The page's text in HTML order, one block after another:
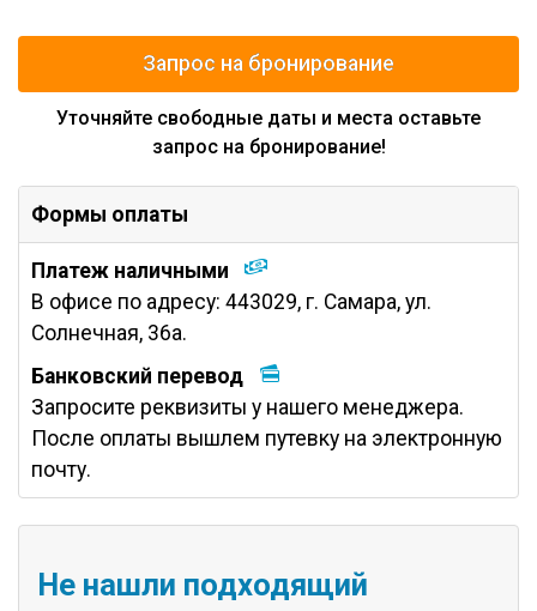
Запрос на бронирование
Уточняйте свободные даты и места оставьте
запрос на бронирование!
Формы оплаты
Платеж наличными
В офисе по адресу: 443029, г. Самара, ул.
Солнечная, 36а.
Банковский перевод
Запросите реквизиты у нашего менеджера.
После оплаты вышлем путевку на электронную
почту.
Не нашли подходящий